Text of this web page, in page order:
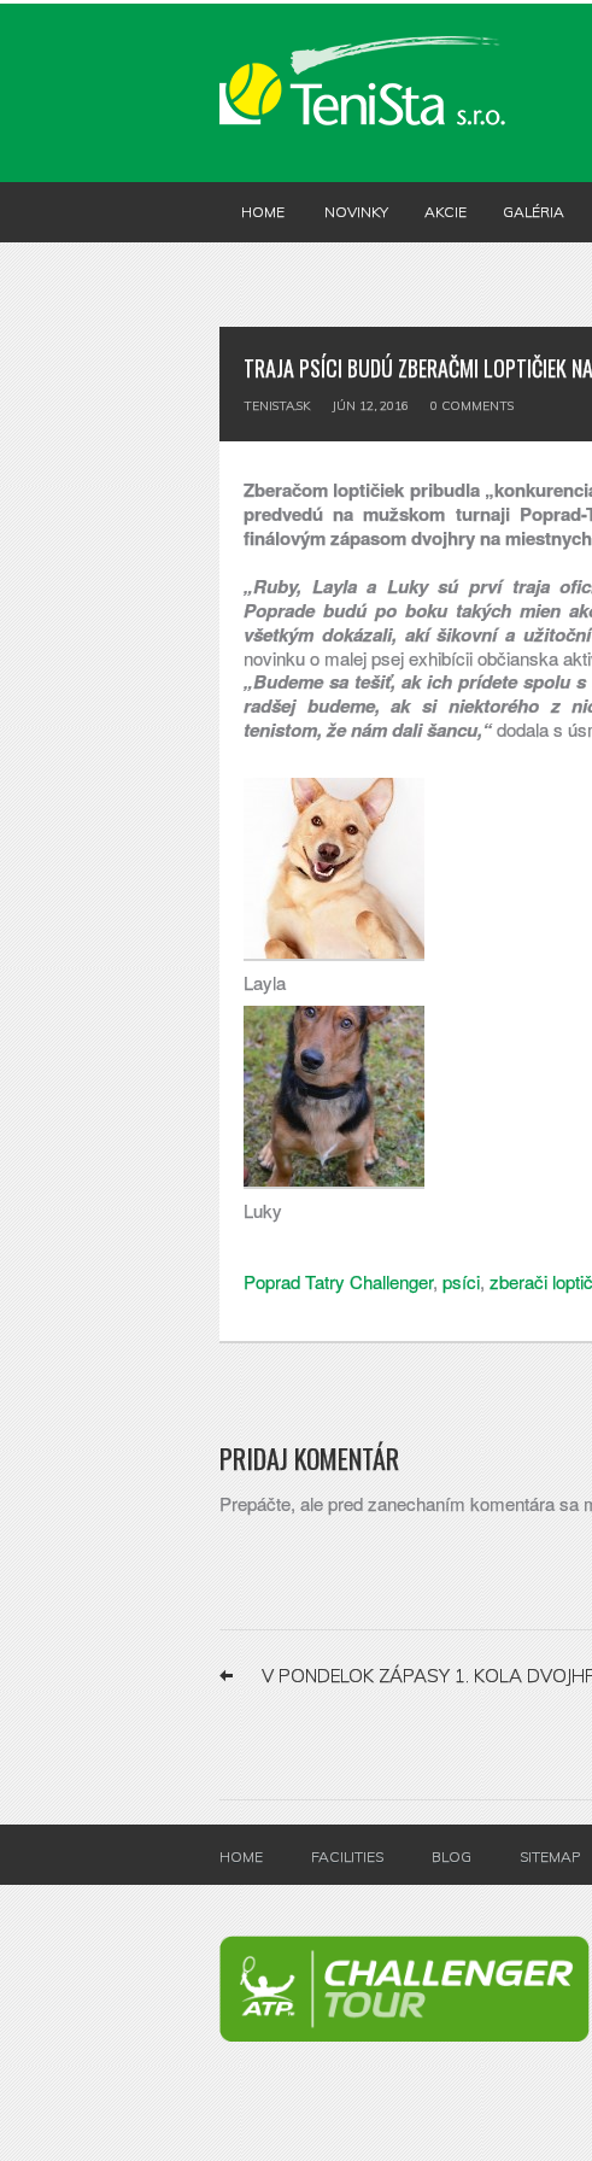
HOME NOVINKY AKCIE GALÉRIA
TRAJA PSÍCI BUDÚ ZBERAČMI LOPTIČIEK
TENISTA.SK JÚN 12, 2016 0 COMMENTS
Zberačom loptičiek pribudla
predvedú na mužskom turnaji
finálovým zápasom dvojhry na
„Ruby, Layla a Luky sú prví traja
Poprade budú po boku takých mien
všetkým dokázali, akí šikovní a
novinku o malej psej exhibícii občianska
„Budeme sa tešiť, ak ich prídete spolu
radšej budeme, ak si niektorého z
tenistom, že nám dali šancu,“dodala s
Layla
Luky
Poprad Tatry Challenger, psíci, zberači
PRIDAJ KOMENTÁR
Prepáčte, ale pred zanechaním komentára sa
V PONDELOK ZÁPASY 1. KOLA
HOME FACILITIES BLOG SITEMAP